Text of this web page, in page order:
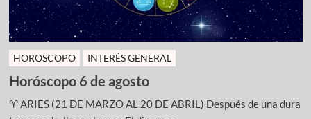
HOROSCOPO INTERÉS GENERAL
Horóscopo 6 de agosto
♈ ARIES (21 DE MARZO AL 20 DE ABRIL) Después de una dura